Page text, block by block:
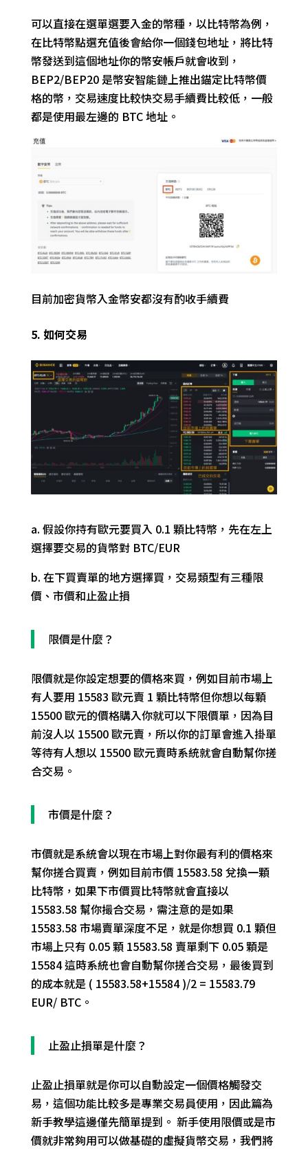
可以直接在選單選要入金的幣種， 以比特幣為例，
在比特幣點選充值後會給你一個錢包地址，將比特
幣發送到這個地址你的幣安帳戶就會收到，
BEP2/BEP20 是幣安智能鏈上推出錨定比特幣價
格的幣，交易速度比較快交易手續費比較低，一般
都是使用最左邊的 BTC 地址。
目前加密貨幣入金幣安都沒有酌收手續費
5. 如何交易
a. 假設你持有歐元要買入 0.1 顆比特幣 ，先在左上
選擇要交易的貨幣對 BTC/EUR
b. 在下買賣單的地方選擇買，交易類型有三種限
價、市價和止盈止損
限價是什麼？
限價就是你設定想要的價格來買，例如目前市場上
有人要用 15583 歐元賣 1 顆比特幣但你想以每顆
15500 歐元的價格購入你就可以下限價單，因為目
前沒人以 15500 歐元賣，所以你的訂單會進入掛單
等待有人想以 15500 歐元賣時系統就會自動幫你搓
合交易。
市價是什麼？
市價就是系統會以現在市場上對你最有利的價格來
幫你搓合買賣，例如目前市價 15583.58 兌換一顆
比特幣，如果下市價買比特幣就會直接以
15583.58 幫你撮合交易，需注意的是如果
15583.58 市場賣單深度不足，就是你想買 0.1 顆但
市場上只有 0.05 顆 15583.58 賣單剩下 0.05 顆是
15584 這時系統也會自動幫你搓合交易，最後買到
的成本就是 ( 15583.58+15584 )/2= 15583.79
EUR/ BTC。
止盈止損單是什麼？
止盈止損單就是你可以自動設定一個價格觸發交
易，這個功能比較多是專業交易員使用， 因此篇為
新手教學這邊僅先簡單提到。 新手使用限價或是市
價就非常夠用可以做基礎的虛擬貨幣交易，我們將